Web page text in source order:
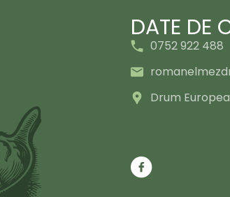
DATE DE
0752 922 488
Drum